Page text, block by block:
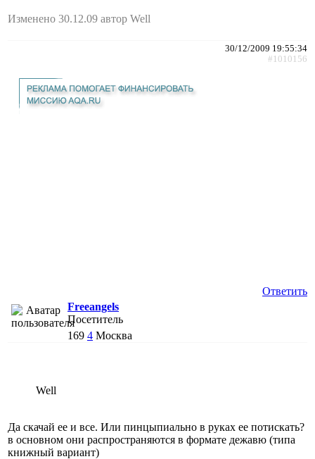
Изменено 30.12.09 автор Well
30/12/2009 19:55:34
#1010156
Ответить
Freeangels
Посетитель
169 4 Москва
Well
Да скачай ее и все. Или пинцыпиально в руках ее потискать?
в основном они распространяются в формате дежавю (типа
книжный вариант)